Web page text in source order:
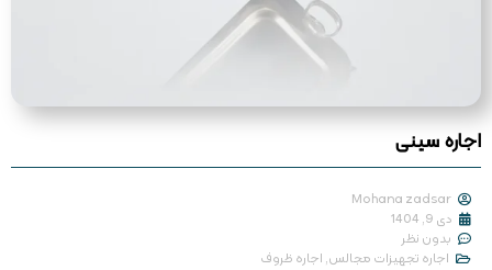
اجاره سینی
Mohana zadsar
دی 9, 1404
بدون نظر
اجاره تجهیزات مجالس, اجاره ظروف